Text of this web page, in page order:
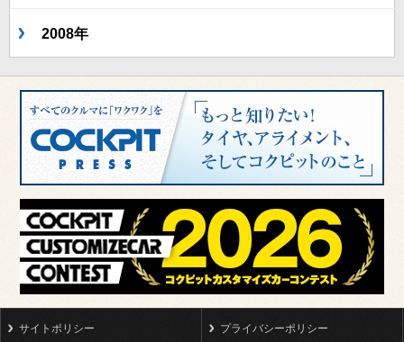
2008年
サイトポリシー プライバシーポリシー